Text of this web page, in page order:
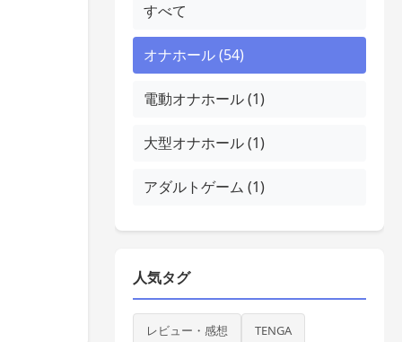
すべて
オナホール (54)
電動オナホール (1)
大型オナホール (1)
アダルトゲーム (1)
人気タグ
レビュー・感想 TENGA